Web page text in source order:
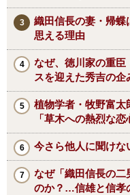
織田信長の妻・帰蝶
思える理由
なぜ、徳川家の重臣
スを迎えた秀吉の企
植物学者・牧野富太
「草木への熱烈な恋
今さら他人に聞けな
なぜ「織田信長の二
のか？…信雄と信孝